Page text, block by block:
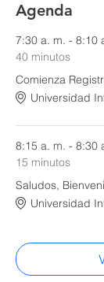
Agenda
7:30 a. m. - 8:10
40 minutos
Comienza
Universidad
8:15 a. m. - 8:30
15 minutos
Saludos,
Universidad